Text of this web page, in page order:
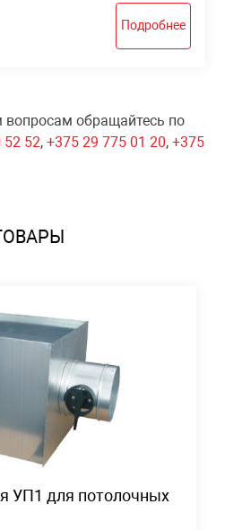
Подробнее
обращайтесь по
52 52,+375 29 775 01 20,+375
УП1 для потолочных